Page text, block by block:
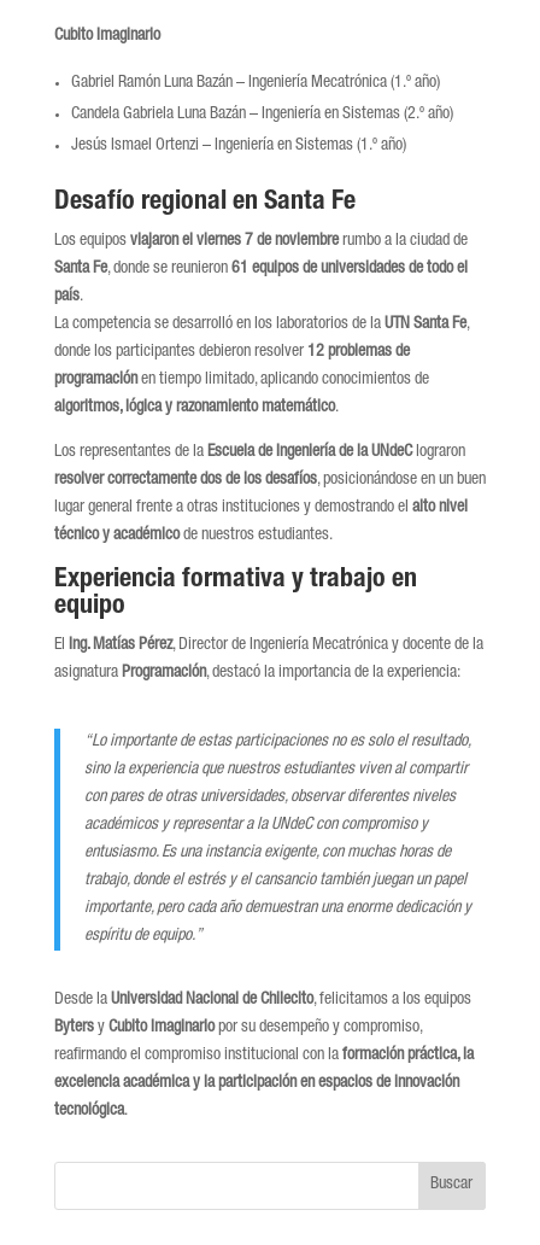
Cubito Imaginario
Gabriel Ramón Luna Bazán – Ingeniería Mecatrónica (1.º año)
Candela Gabriela Luna Bazán – Ingeniería en Sistemas (2.º año)
Jesús Ismael Ortenzi – Ingeniería en Sistemas (1.º año)
Desafío regional en Santa Fe
Los equipos viajaron el viernes 7 de noviembrerumbo a la ciudad de
Santa Fe, donde se reunieron 61 equipos de universidades de todo el
país.
La competencia se desarrolló en los laboratorios de la UTN Santa Fe,
donde los participantes debieron resolver 12 problemas de
programaciónen tiempo limitado, aplicando conocimientos de
algoritmos, lógica y razonamiento matemático.
Los representantes de la Escuela de Ingeniería de la UNdeClograron
resolver correctamente dos de los desafíos, posicionándose en un buen
lugar general frente a otras instituciones y demostrando el alto nivel
técnico y académicode nuestros estudiantes.
Experiencia formativa y trabajo en
equipo
El Ing. Matías Pérez, Director de Ingeniería Mecatrónica y docente de la
asignatura Programación, destacó la importancia de la experiencia:
“Lo importante de estas participaciones no es solo el resultado,
sino la experiencia que nuestros estudiantes viven al compartir
con pares de otras universidades, observar diferentes niveles
académicos y representar a la UNdeC con compromiso y
entusiasmo. Es una instancia exigente, con muchas horas de
trabajo, donde el estrés y el cansancio también juegan un papel
importante, pero cada año demuestran una enorme dedicación y
espíritu de equipo.”
Desde la Universidad Nacional de Chilecito, felicitamos a los equipos
Bytersy Cubito Imaginariopor su desempeño y compromiso,
reafirmando el compromiso institucional con la formación práctica, la
excelencia académica y la participación en espacios de innovación
tecnológica.
Buscar